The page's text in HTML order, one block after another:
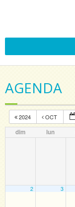
AGENDA
2024 OCT
dim lun
2 3